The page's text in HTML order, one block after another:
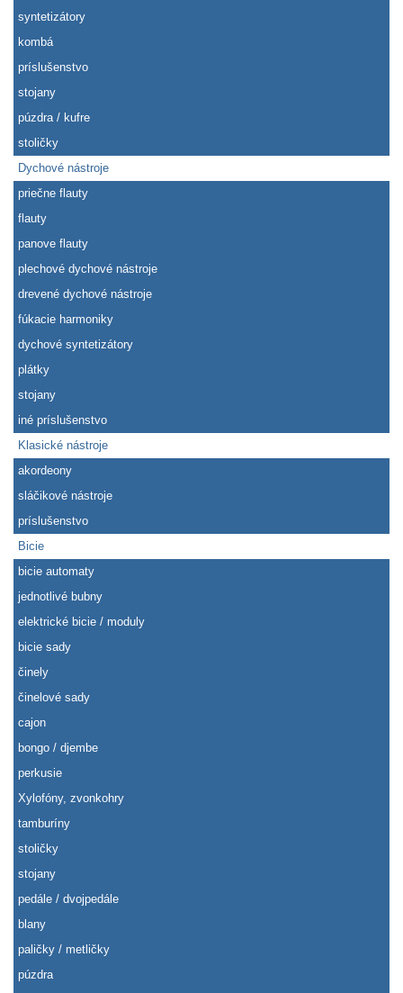
syntetizátory
kombá
príslušenstvo
stojany
púzdra / kufre
stoličky
Dychové nástroje
priečne flauty
flauty
panove flauty
plechové dychové nástroje
drevené dychové nástroje
fúkacie harmoniky
dychové syntetizátory
plátky
stojany
iné príslušenstvo
Klasické nástroje
akordeony
sláčikové nástroje
príslušenstvo
Bicie
bicie automaty
jednotlivé bubny
elektrické bicie / moduly
bicie sady
činely
činelové sady
cajon
bongo / djembe
perkusie
Xylofóny, zvonkohry
tamburíny
stoličky
stojany
pedále / dvojpedále
blany
paličky / metličky
púzdra